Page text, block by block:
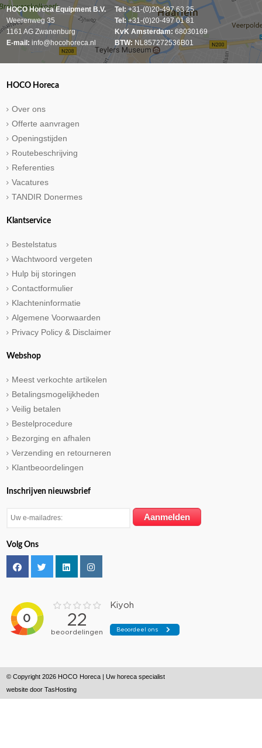
HOCO Horeca Equipment B.V.
Weerenweg 35
1161 AG Zwanenburg
E-mail: info@hocohoreca.nl
Tel: +31-(0)20-497 63 25
Tel:+31-(0)20-497 01 81
KvK Amsterdam: 68030169
BTW: NL857272536B01
HOCO Horeca
Over ons
Offerte aanvragen
Openingstijden
Routebeschrijving
Referenties
Vacatures
TANDIR Donermes
Klantservice
Bestelstatus
Wachtwoord vergeten
Hulp bij storingen
Contactformulier
Klachteninformatie
Algemene Voorwaarden
Privacy Policy & Disclaimer
Webshop
Meest verkochte artikelen
Betalingsmogelijkheden
Veilig betalen
Bestelprocedure
Bezorging en afhalen
Verzending en retourneren
Klantbeoordelingen
Inschrijven nieuwsbrief
Volg Ons
© Copyright 2026 HOCO Horeca | Uw horeca specialist
website doorTasHosting